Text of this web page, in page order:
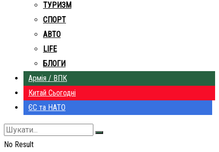
ТУРИЗМ
СПОРТ
АВТО
LIFE
БЛОГИ
Армія / ВПК
Китай Сьогодні
ЄС та НАТО
No Result